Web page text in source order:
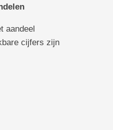
aandeel
cijfers zijn